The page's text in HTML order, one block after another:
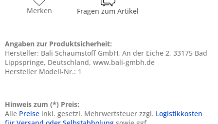
Merken Fragen zum Artikel
Angaben zur Produktsicherheit:
Hersteller: Bali Schaumstoff GmbH, An der Eiche 2, 33175 Bad
Lippspringe, Deutschland, www.bali-gmbh.de
Hersteller Modell-Nr.: 1
Hinweis zum (*) Preis:
Alle Preise inkl. gesetzl. Mehrwertsteuer zzgl. Logistikkosten